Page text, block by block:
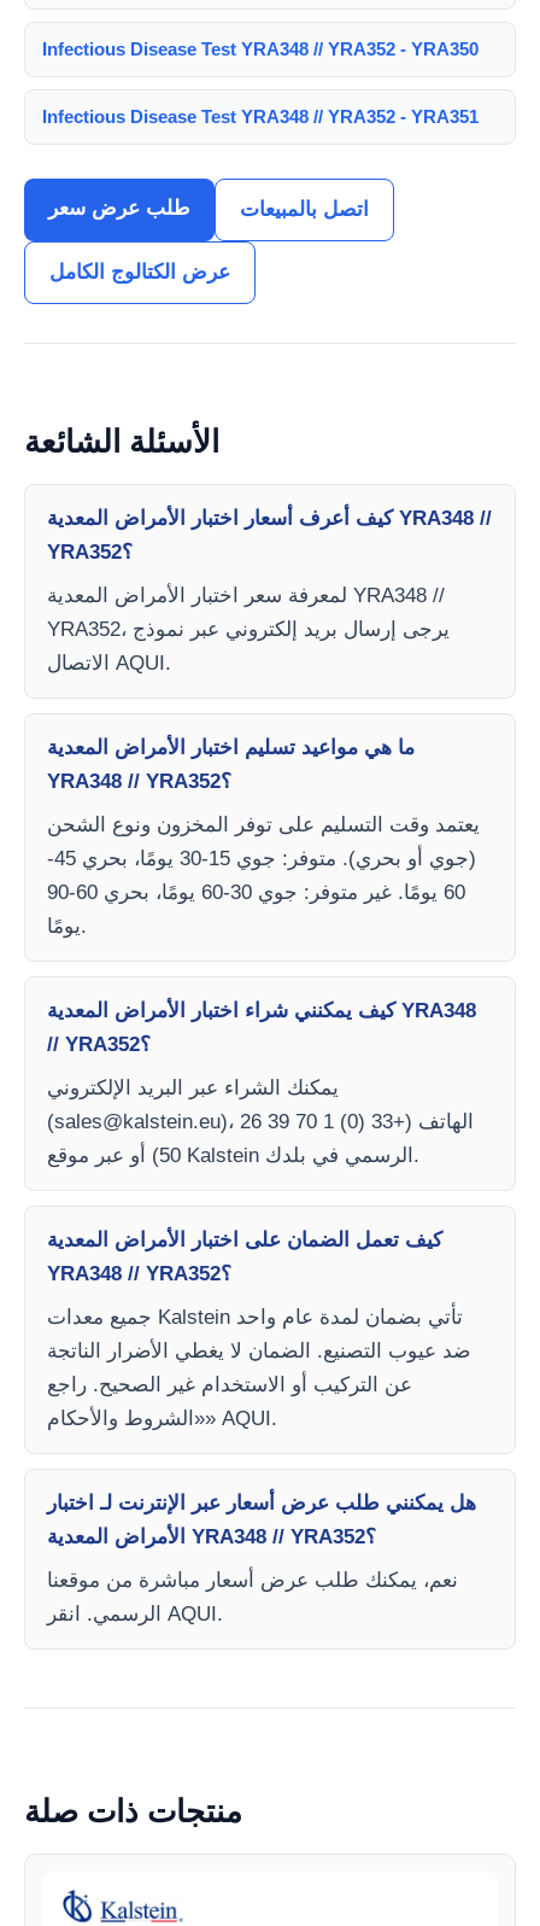
Infectious Disease Test YRA348 // YRA352 - YRA350
Infectious Disease Test YRA348 // YRA352 - YRA351
طلب عرض سعر اتصل بالمبيعات
عرض الكتالوج الكامل
الأسئلة الشائعة
كيف أعرف أسعار اختبار الأمراض المعدية YRA348 //
YRA352؟
لمعرفة سعر اختبار الأمراض المعدية YRA348 //
YRA352، يرجى إرسال بريد إلكتروني عبر نموذج
الاتصال AQUI.
ما هي مواعيد تسليم اختبار الأمراض المعدية
YRA348 // YRA352؟
يعتمد وقت التسليم على توفر المخزون ونوع الشحن
(جوي أو بحري). متوفر: جوي 15-30 يومًا، بحري 45-
60 يومًا. غير متوفر: جوي 30-60 يومًا، بحري 60-90
يومًا.
كيف يمكنني شراء اختبار الأمراض المعدية YRA348
// YRA352؟
يمكنك الشراء عبر البريد الإلكتروني
(sales@kalstein.eu)، الهاتف (+33 (0) 1 70 39 26
50) أو عبر موقع Kalstein الرسمي في بلدك.
كيف تعمل الضمان على اختبار الأمراض المعدية
YRA348 // YRA352؟
جميع معدات Kalstein تأتي بضمان لمدة عام واحد
ضد عيوب التصنيع. الضمان لا يغطي الأضرار الناتجة
عن التركيب أو الاستخدام غير الصحيح. راجع
«الشروط والأحكام» AQUI.
هل يمكنني طلب عرض أسعار عبر الإنترنت لـ اختبار
الأمراض المعدية YRA348 // YRA352؟
نعم، يمكنك طلب عرض أسعار مباشرة من موقعنا
الرسمي. انقر AQUI.
منتجات ذات صلة